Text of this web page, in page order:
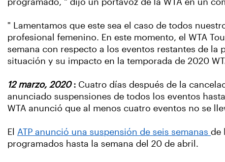
programado, " dijo un portavoz de la WTA en un
" Lamentamos que este sea el caso de todos
profesional femenino. En este momento, el WTA
semana con respecto a los eventos restantes de
situación y su impacto en la temporada de 2020
12 marzo, 2020 : Cuatro días después de la
anunciado suspensiones de todos los eventos
WTA anunció que al menos cuatro eventos no se
El ATP anunció una suspensión de seis semanas de
programados hasta la semana del 20 de abril.